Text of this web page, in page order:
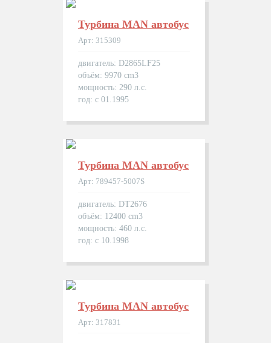
Турбина MAN автобуc
Арт: 315309
двигатель: D2865LF25
объём: 9970 cm3
мощность: 290 л.с.
год: с 01.1995
Турбина MAN автобуc
Арт: 789457-5007S
двигатель: DT2676
объём: 12400 cm3
мощность: 460 л.с.
год: с 10.1998
Турбина MAN автобуc
Арт: 317831